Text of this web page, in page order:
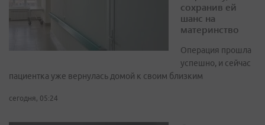
сохранив ей
шанс на
материнство
Операция прошла
успешно, и сейчас
пациентка уже вернулась домой к своим близким
сегодня, 05:24